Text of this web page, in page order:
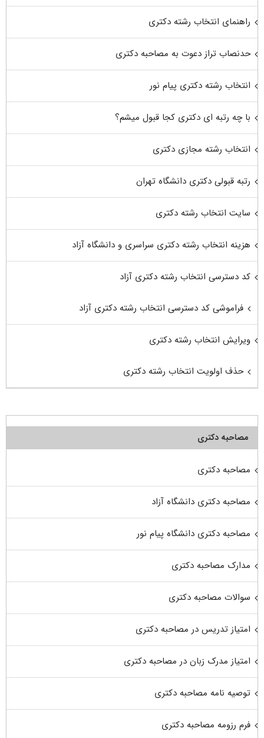
راهنمای انتخاب رشته دکتری
حدنصاب تراز دعوت به مصاحبه دکتری
انتخاب رشته دکتری پیام نور
با چه رتبه ای دکتری کجا قبول میشم؟
انتخاب رشته مجازی دکتری
رتبه قبولی دکتری دانشگاه تهران
سایت انتخاب رشته دکتری
هزینه انتخاب رشته دکتری سراسری و دانشگاه آزاد
کد دسترسی انتخاب رشته دکتری آزاد
فراموشی کد دسترسی انتخاب رشته دکتری آزاد
ویرایش انتخاب رشته دکتری
حذف اولویت انتخاب رشته دکتری
مصاحبه دکتری
مصاحبه دکتری
مصاحبه دکتری دانشگاه آزاد
مصاحبه دکتری دانشگاه پیام نور
مدارک مصاحبه دکتری
سوالات مصاحبه دکتری
امتیاز تدریس در مصاحبه دکتری
امتیاز مدرک زبان در مصاحبه دکتری
توصیه نامه مصاحبه دکتری
فرم رزومه مصاحبه دکتری